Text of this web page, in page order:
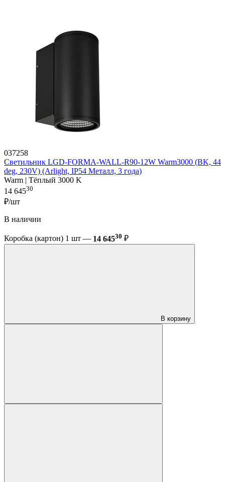
037258
Светильник LGD-FORMA-WALL-R90-12W Warm3000 (BK, 44
deg, 230V) (Arlight, IP54 Металл, 3 года)
Warm | Тёплый 3000 K
14 64530
₽/шт
В наличии
Коробка (картон) 1 шт — 14 64530 ₽
В корзину